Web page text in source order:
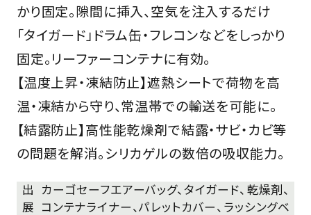
かり固定。隙間に挿入、空気を注入するだけ
「タイガード」ドラム缶・フレコンなどをしっかり
固定。リーファーコンテナに有効。
【温度上昇・凍結防止】遮熱シートで荷物を高
温・凍結から守り、常温帯での輸送を可能に。
【結露防止】高性能乾燥剤で結露・サビ・カビ等
の問題を解消。シリカゲルの数倍の吸収能力。
出
展
カーゴセーフエアーバッグ、タイガード、乾燥剤、
コンテナライナー、パレットカバー、ラッシングベ